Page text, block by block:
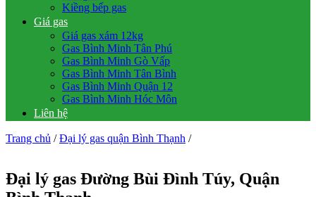
Kiềng bếp gas
Giá gas
Giá gas xám 12kg
Gas Bình Minh Tân Phú
Gas Bình Minh Gò Vấp
Gas Bình Minh Tân Bình
Gas Bình Minh Quận 12
Gas Bình Minh Hóc Môn
Liên hệ
Trang chủ / Đại lý gas quận Bình Thạnh /
Đại lý gas Đường Bùi Đình Túy, Quận